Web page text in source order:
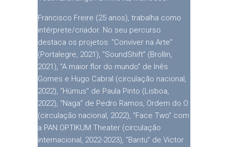
Francisco Freire (25 anos), trabalha como
intérprete/criador. No seu percurso
destaca os projetos: “Conviver na Arte”
(Portalegre, 2021), “SoundShift” (Brollin,
2021), “A maior flor do mundo” de Inês
Gomes e Hugo Cabral (circulação nacional,
2022), “Húmus” de Paula Pinto (Lisboa,
2022), “Naga” de Pedro Ramos, Ordem do O
(circulação nacional, 2022), “Face Two” com
a PAN.OPTIKUM Theater (circulação
internacional, 2022-2023), “Bantu” de Victor